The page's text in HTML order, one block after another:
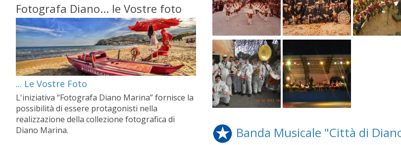
Banda Musicale "Città di
Fotografa Diano... le Vostre foto
... Le Vostre Foto
L'iniziativa “Fotografa Diano Marina” fornisce la
possibilità di essere protagonisti nella
realizzazione della collezione fotografica di
Diano Marina.